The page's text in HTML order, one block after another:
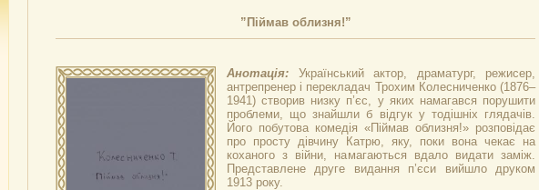
”Піймав облизня!”
Анотація: Український актор, драматург, режисер,
антрепренер і перекладач Трохим Колесниченко (1876–
1941) створив низку п’єс, у яких намагався порушити
проблеми, що знайшли б відгук у тодішніх глядачів.
Його побутова комедія «Піймав облизня!» розповідає
про просту дівчину Катрю, яку, поки вона чекає на
коханого з війни, намагаються вдало видати заміж.
Представлене друге видання п’єси вийшло друком
1913 року.